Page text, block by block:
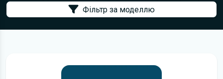
Фільтр за моделлю